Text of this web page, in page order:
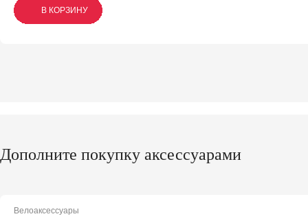
В КОРЗИНУ
В КОРЗИНУ
В КОРЗИНУ
Дополните покупку аксессуарами
Велоаксессуары